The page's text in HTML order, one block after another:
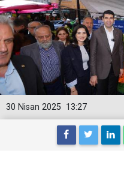
13:27
30 Nisan 2025